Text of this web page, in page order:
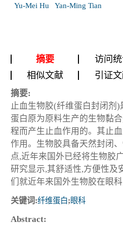
Yu-Mei Hu
Yan-Ming Tian
摘要 访问
相似文献
引证
摘要:
止血生物胶(纤维蛋白封闭剂
蛋白原为原料生产的生物黏
程而产生止血作用的。其止
作用。生物胶具备天然封闭
点,近年来国外已经将生物胶
研究显示,其舒适性,方便性及
们就近年来国外生物胶在眼
关键词:纤维蛋白;眼科
Abstract: